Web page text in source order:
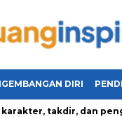
DIRI
takdir, dan